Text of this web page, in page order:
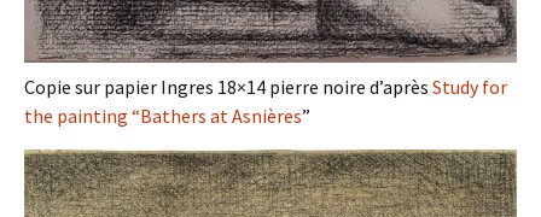
Copie sur papier Ingres 18×14 pierre noire d’après Study for
the painting “Bathers at Asnières”